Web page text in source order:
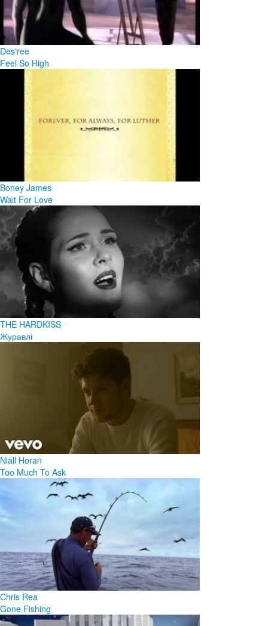
Des'ree
Feel So High
Boney James
Wait For Love
THE HARDKISS
Журавлі
Niall Horan
Too Much To Ask
Chris Rea
Gone Fishing